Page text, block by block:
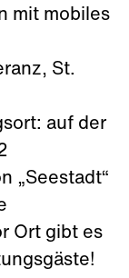
mit mobiles
St.
auf der
„Seestadt“
Ort gibt es